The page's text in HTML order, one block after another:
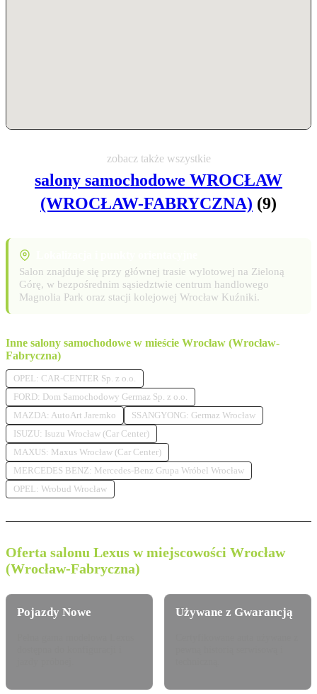
zobacz także wszystkie
salony samochodowe WROCŁAW
(WROCŁAW-FABRYCZNA) (9)
Salon znajduje się przy głównej trasie wylotowej na Zieloną
Górę, w bezpośrednim sąsiedztwie centrum handlowego
Magnolia Park oraz stacji kolejowej Wrocław Kuźniki.
Inne salony samochodowe w mieście Wrocław (Wrocław-
Fabryczna)
OPEL: CAR-CENTER Sp. z o.o.
FORD: Dom Samochodowy Germaz Sp. z o.o.
MAZDA: AutoArt Jaremko
SSANGYONG: Germaz Wrocław
ISUZU: Isuzu Wrocław (Car Center)
MAXUS: Maxus Wrocław (Car Center)
MERCEDES BENZ: Mercedes-Benz Grupa Wróbel Wrocław
OPEL: Wrobud Wrocław
Oferta salonu Lexus w miejscowości Wrocław
(Wrocław-Fabryczna)
Pojazdy Nowe Używane z Gwarancją